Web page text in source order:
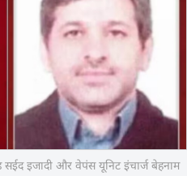
इजादी और वेपंस यूनिट इंचार्ज बेहनाम